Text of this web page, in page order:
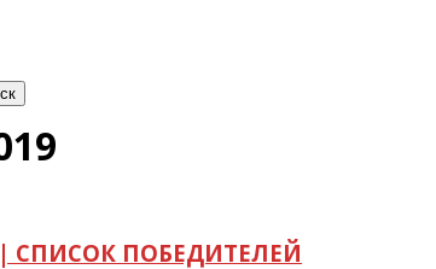
| СПИСОК ПОБЕДИТЕЛЕЙ